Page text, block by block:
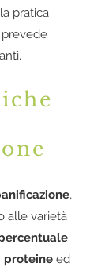
pratica
,
alle varietà
proteine ed